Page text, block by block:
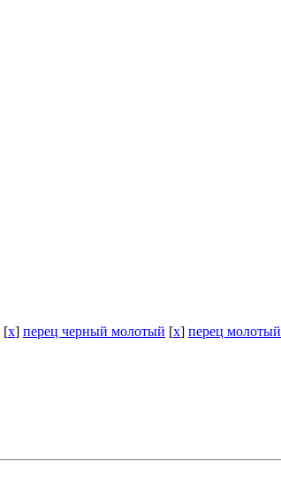
[x] перец черный молотый [x] перец молотый